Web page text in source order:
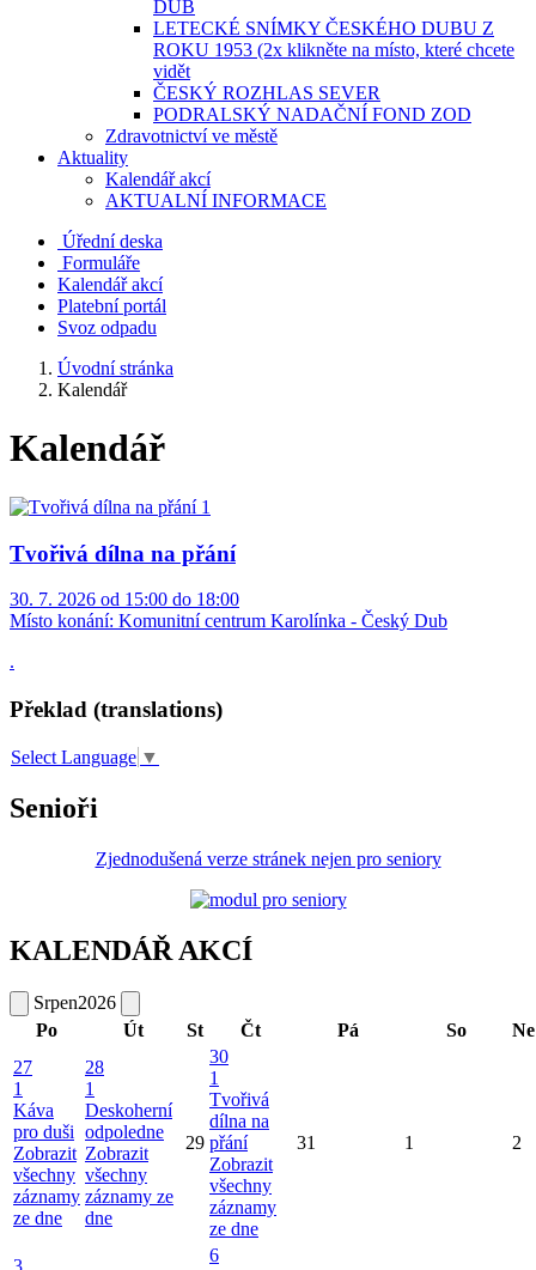
DUB
LETECKÉ SNÍMKY ČESKÉHO DUBU Z
ROKU 1953 (2x klikněte na místo, které chcete
vidět
ČESKÝ ROZHLAS SEVER
PODRALSKÝ NADAČNÍ FOND ZOD
Zdravotnictví ve městě
Aktuality
Kalendář akcí
AKTUALNÍ INFORMACE
Úřední deska
Formuláře
Kalendář akcí
Platební portál
Svoz odpadu
Úvodní stránka
Kalendář
Kalendář
Tvořivá dílna na přání
30. 7. 2026 od 15:00 do 18:00
Místo konání: Komunitní centrum Karolínka - Český Dub
.
Překlad (translations)
Select Language ▼
Senioři
Zjednodušená verze stránek nejen pro seniory
KALENDÁŘ AKCÍ
Srpen2026
Po
Út St Čt Pá So
Ne
27
1
Káva
pro duši
Zobrazit
všechny
záznamy
ze dne
28
1
Deskoherní
odpoledne
Zobrazit
všechny
záznamy ze
dne
29
30
1
Tvořivá
dílna na
přání
Zobrazit
všechny
záznamy
ze dne
31 1 2
3
6